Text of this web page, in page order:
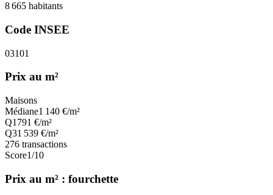
8 665 habitants
Code INSEE
03101
Prix au m²
Maisons
Médiane1 140 €/m²
Q1 791 €/m²
Q31 539 €/m²
276 transactions
Score1/10
Prix au m² : fourchette